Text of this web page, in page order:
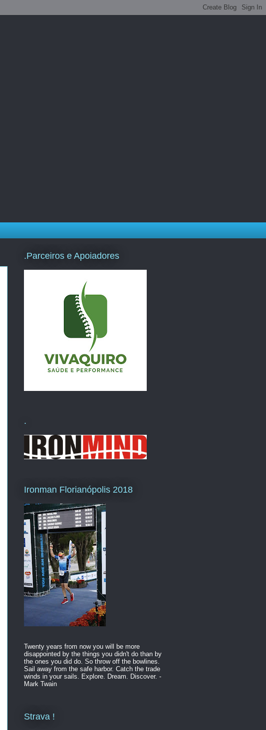
.Parceiros e Apoiadores
.
Ironman Florianópolis 2018
Twenty years from now you will be more
disappointed by the things you didn't do than by
the ones you did do. So throw off the bowlines.
Sail away from the safe harbor. Catch the trade
winds in your sails. Explore. Dream. Discover. -
Mark Twain
Strava !